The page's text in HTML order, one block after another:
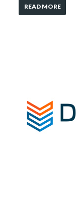
READ MORE